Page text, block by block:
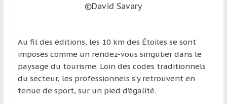
©David Savary
Au fil des éditions, les 10 km des Étoiles se sont
imposés comme un rendez-vous singulier dans le
paysage du tourisme. Loin des codes traditionnels
du secteur, les professionnels s’y retrouvent en
tenue de sport, sur un pied d’égalité.